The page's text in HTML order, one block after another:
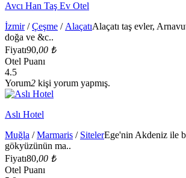
Avcı Han Taş Ev Otel
İzmir/Çeşme / AlaçatıAlaçatı taş evler,
doğa ve &c..
Fiyatı90,00 ₺
Otel Puanı
4.5
Yorum2 kişi yorum yapmış.
Aslı Hotel
Muğla /Marmaris / SitelerEge'nin Akdeniz ile
gökyüzünün ma..
Fiyatı80,00 ₺
Otel Puanı